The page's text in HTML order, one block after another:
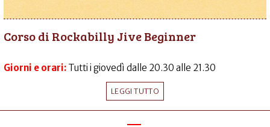
Corso di Rockabilly Jive Beginner
Giorni e orari: Tutti i giovedì dalle 20.30 alle 21.30
LEGGI TUTTO